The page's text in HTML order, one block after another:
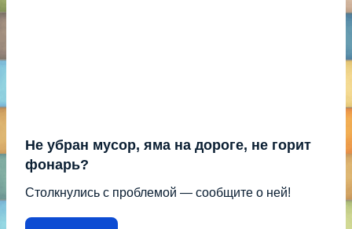
Не убран мусор, яма на дороге, не горит
фонарь?
Столкнулись с проблемой — сообщите о ней!